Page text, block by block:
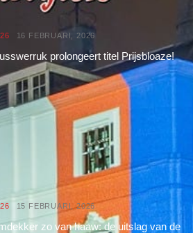
16 FEBRUARI, 2026
prolongeert titel Prijsbloaze!
15 FEBRUARI, 2026
zo van haaw: de uitslag van de